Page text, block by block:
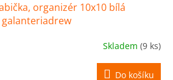
organizér 10x10 bílá
galanteriadrew
Skladem (9 ks)
Do košíku